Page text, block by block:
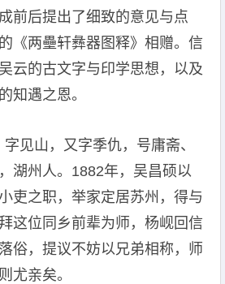
前后提出了细致的意见与点
《两壘轩彝器图释》相赠。信
云的古文字与印学思想，以及
知遇之恩。
见山，又字季仇，号庸斋、
湖州人。1882年，吴昌硕以
吏之职，举家定居苏州，得与
这位同乡前辈为师，杨岘回信
俗，提议不妨以兄弟相称，师
尤亲矣。